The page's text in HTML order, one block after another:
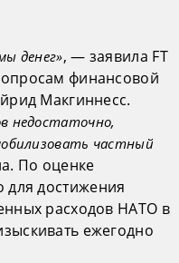
денег», — заявила FT
финансовой
Макгиннесс.
недостаточно,
частный
По оценке
для достижения
расходов НАТО в
ежегодно